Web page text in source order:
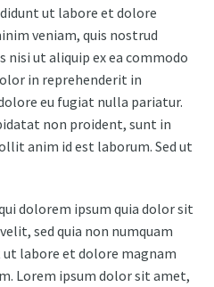
ut labore et dolore
veniam, quis nostrud
ut aliquip ex ea commodo
in reprehenderit in
eu fugiat nulla pariatur.
non proident, sunt in
anim id est laborum. Sed ut
dolorem ipsum quia dolor sit
sed quia non numquam
labore et dolore magnam
Lorem ipsum dolor sit amet,